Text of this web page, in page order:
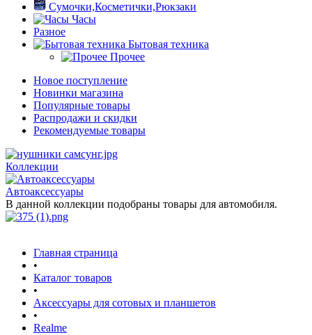
Сумочки,Косметички,Рюкзаки
Часы
Разное
Бытовая техника
Прочее
Новое поступление
Новинки магазина
Популярные товары
Распродажи и скидки
Рекомендуемые товары
Коллекции
Автоаксессуары
В данной коллекции подобраны товары для автомобиля.
Главная страница
•
Каталог товаров
•
Аксессуары для сотовых и планшетов
•
Realme